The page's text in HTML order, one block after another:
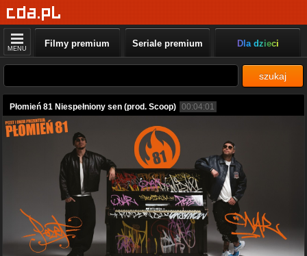
MENU Filmy premium Seriale premium Dla dzieci
szukaj
Płomień 81 Niespełniony sen (prod. Scoop) 00:04:01